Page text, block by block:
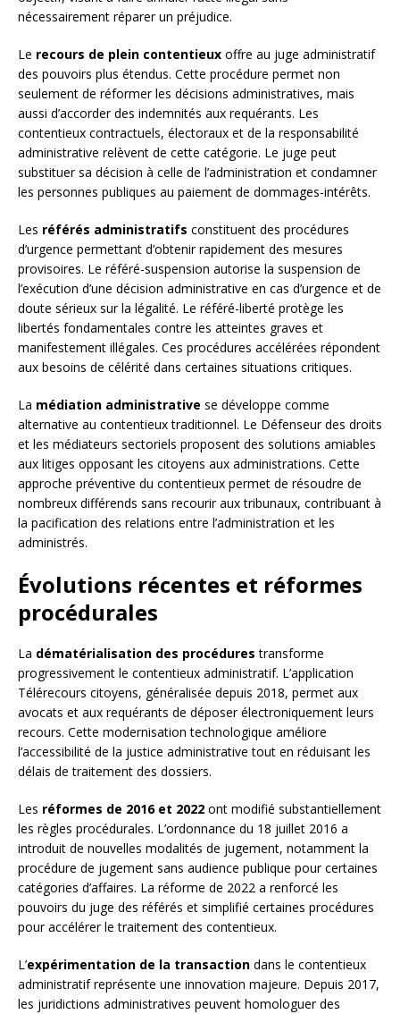
nécessairement réparer un préjudice.
Le recours de plein contentieux offre au juge administratif
des pouvoirs plus étendus. Cette procédure permet non
seulement de réformer les décisions administratives, mais
aussi d’accorder des indemnités aux requérants. Les
contentieux contractuels, électoraux et de la responsabilité
administrative relèvent de cette catégorie. Le juge peut
substituer sa décision à celle de l’administration et condamner
les personnes publiques au paiement de dommages-intérêts.
Les référés administratifs constituent des procédures
d’urgence permettant d’obtenir rapidement des mesures
provisoires. Le référé-suspension autorise la suspension de
l’exécution d’une décision administrative en cas d’urgence et de
doute sérieux sur la légalité. Le référé-liberté protège les
libertés fondamentales contre les atteintes graves et
manifestement illégales. Ces procédures accélérées répondent
aux besoins de célérité dans certaines situations critiques.
La médiation administrative se développe comme
alternative au contentieux traditionnel. Le Défenseur des droits
et les médiateurs sectoriels proposent des solutions amiables
aux litiges opposant les citoyens aux administrations. Cette
approche préventive du contentieux permet de résoudre de
nombreux différends sans recourir aux tribunaux, contribuant à
la pacification des relations entre l’administration et les
administrés.
Évolutions récentes et réformes
procédurales
La dématérialisation des procédures transforme
progressivement le contentieux administratif. L’application
Télérecours citoyens, généralisée depuis 2018, permet aux
avocats et aux requérants de déposer électroniquement leurs
recours. Cette modernisation technologique améliore
l’accessibilité de la justice administrative tout en réduisant les
délais de traitement des dossiers.
Les réformes de 2016 et 2022 ont modifié substantiellement
les règles procédurales. L’ordonnance du 18 juillet 2016 a
introduit de nouvelles modalités de jugement, notamment la
procédure de jugement sans audience publique pour certaines
catégories d’affaires. La réforme de 2022 a renforcé les
pouvoirs du juge des référés et simplifié certaines procédures
pour accélérer le traitement des contentieux.
L’expérimentation de la transaction dans le contentieux
administratif représente une innovation majeure. Depuis 2017,
les juridictions administratives peuvent homologuer des